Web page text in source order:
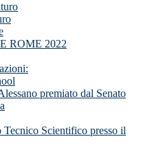
ROME 2022
premiato dal Senato
Scientifico presso il